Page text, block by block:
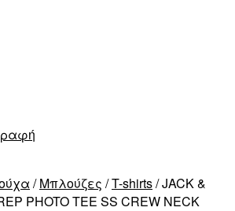
/Μπλούζες /T-shirts/ JACK &
PHOTO TEE SS CREW NECK